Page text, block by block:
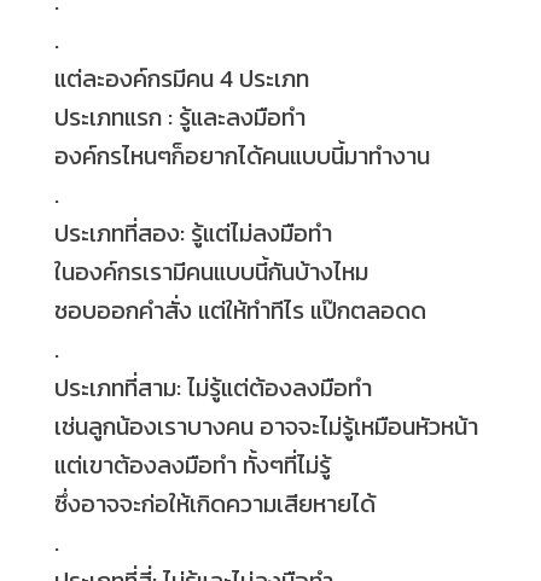
.
แต่ละองค์กรมีคน 4 ประเภท
ประเภทแรก : รู้และลงมือทำ
องค์กรไหนๆก็อยากได้คนแบบนี้มาทำงาน
.
ประเภทที่สอง: รู้แต่ไม่ลงมือทำ
ในองค์กรเรามีคนแบบนี้กันบ้างไหม
ชอบออกคำสั่ง แต่ให้ทำทีไร แป๊กตลอดด
.
ประเภทที่สาม: ไม่รู้แต่ต้องลงมือทำ
เช่นลูกน้องเราบางคน อาจจะไม่รู้เหมือนหัวหน้า
แต่เขาต้องลงมือทำ ทั้งๆที่ไม่รู้
ซึ่งอาจจะก่อให้เกิดความเสียหายได้
.